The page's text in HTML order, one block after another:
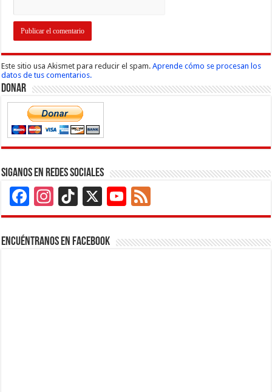
Este sitio usa Akismet para reducir el spam.Aprende cómo se procesan los
datos de tus comentarios.
Donar
Siganos en Redes Sociales
Facebook
Instagram
TikTok
X
YouTube
Channel
Encuéntranos en Facebook